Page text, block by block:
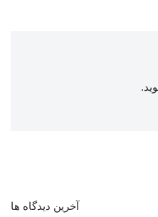
.
آخرین دیدگاه ها